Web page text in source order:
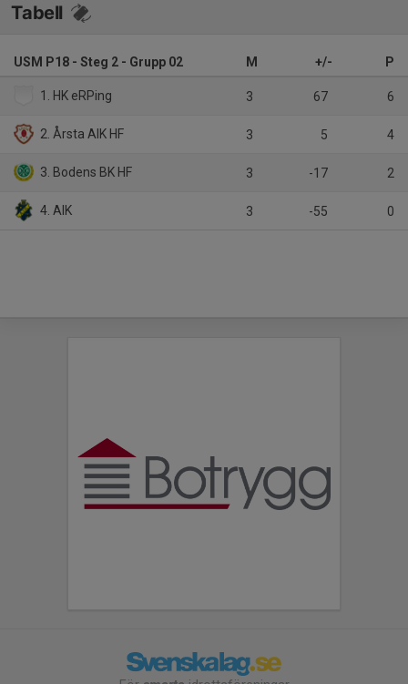
Tabell
USM P18 - Steg 2 - Grupp 02 M +/- P
1. HK eRPing 3 67 6
2. Årsta AIK HF 3 5 4
3. Bodens BK HF 3 -17 2
4. AIK 3 -55 0